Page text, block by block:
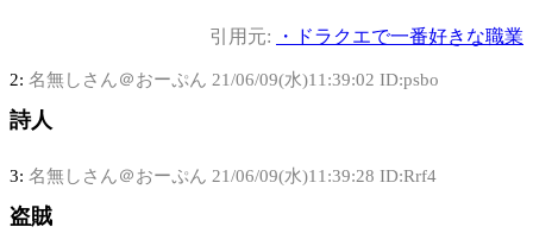
引用元: ・ドラクエで一番好きな職業
2: 名無しさん＠おーぷん 21/06/09(水)11:39:02 ID:psbo
詩人
3: 名無しさん＠おーぷん 21/06/09(水)11:39:28 ID:Rrf4
盗賊